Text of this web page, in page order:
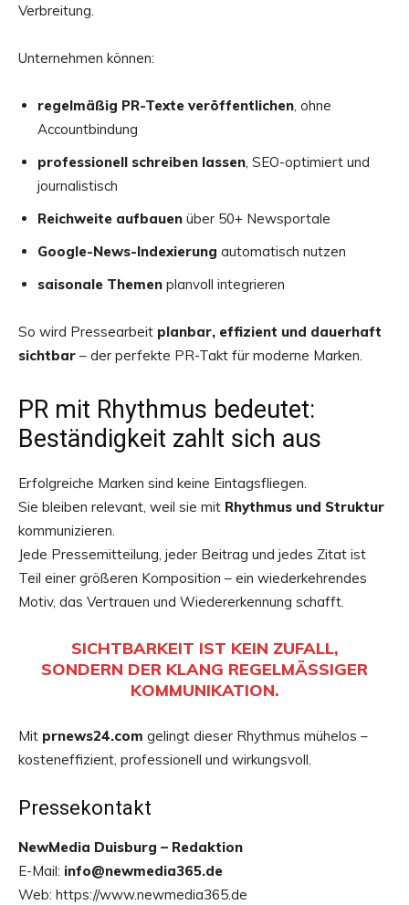
Verbreitung.
Unternehmen können:
regelmäßig PR-Texte veröffentlichen , ohne
Accountbindung
professionell schreiben lassen , SEO-optimiert und
journalistisch
Reichweite aufbauen über 50+ Newsportale
Google-News-Indexierung automatisch nutzen
saisonale Themen planvoll integrieren
So wird Pressearbeit planbar, effizient und dauerhaft
sichtbar – der perfekte PR-Takt für moderne Marken.
PR mit Rhythmus bedeutet:
Beständigkeit zahlt sich aus
Erfolgreiche Marken sind keine Eintagsfliegen.
Sie bleiben relevant, weil sie mit Rhythmus und Struktur
kommunizieren.
Jede Pressemitteilung, jeder Beitrag und jedes Zitat ist
Teil einer größeren Komposition – ein wiederkehrendes
Motiv, das Vertrauen und Wiedererkennung schafft.
SICHTBARKEIT IST KEIN ZUFALL,
SONDERN DER KLANG REGELMÄSSIGER K
OMMUNIKATION.
Mit prnews24.com gelingt dieser Rhythmus mühelos –
kosteneffizient, professionell und wirkungsvoll.
Pressekontakt
NewMedia Duisburg – Redaktion
E-Mail: info@newmedia365.de
Web: https://www.newmedia365.de